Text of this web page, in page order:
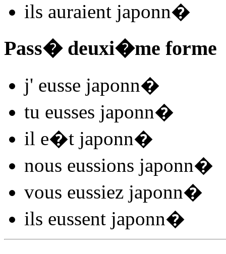
ils auraient japonn�
Pass� deuxi�me forme
j' eusse japonn�
tu eusses japonn�
il e�t japonn�
nous eussions japonn�
vous eussiez japonn�
ils eussent japonn�